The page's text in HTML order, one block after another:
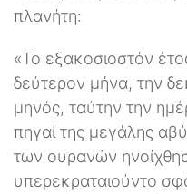
πλανήτη:
«Το εξακοσιοστόν
δεύτερον μήνα, την
μηνός, ταύτην την
πηγαί της μεγάλης
των ουρανών
υπερεκραταιούντο